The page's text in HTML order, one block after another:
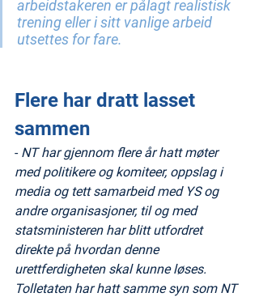
arbeidstakeren er pålagt realistisk
trening eller i sitt vanlige arbeid
utsettes for fare.
Flere har dratt lasset
sammen
- NT har gjennom flere år hatt møter
med politikere og komiteer, oppslag i
media og tett samarbeid med YS og
andre organisasjoner, til og med
statsministeren har blitt utfordret
direkte på hvordan denne
urettferdigheten skal kunne løses.
Tolletaten har hatt samme syn som NT